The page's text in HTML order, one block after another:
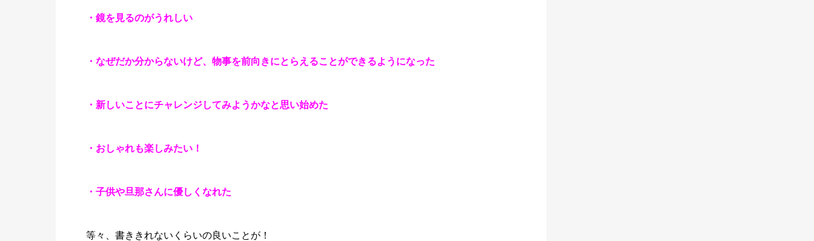
・鏡を見るのがうれしい
・なぜだか分からないけど、物事を前向きにとらえることができるようになった
・新しいことにチャレンジしてみようかなと思い始めた
・おしゃれも楽しみたい！
・子供や旦那さんに優しくなれた
等々、書ききれないくらいの良いことが！